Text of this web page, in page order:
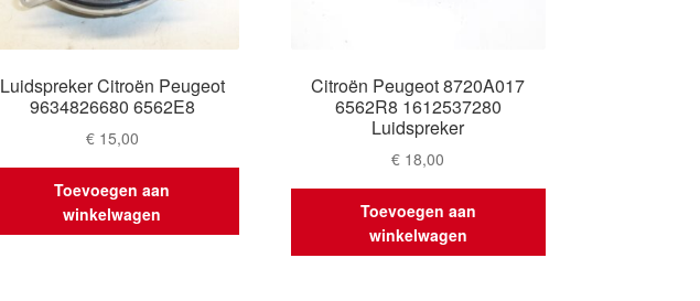
Luidspreker Citroën Peugeot
9634826680 6562E8
€15,00
Toevoegen aan
winkelwagen
Citroën Peugeot 8720A017
6562R8 1612537280
Luidspreker
€ 18,00
Toevoegen aan
winkelwagen